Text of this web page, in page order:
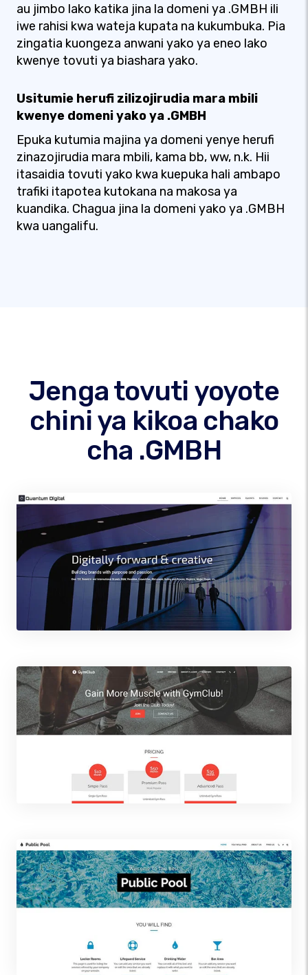
au jimbo lako katika jina la domeni ya .GMBH ili
iwe rahisi kwa wateja kupata na kukumbuka. Pia
zingatia kuongeza anwani yako ya eneo lako
kwenye tovuti ya biashara yako.
Usitumie herufi zilizojirudia mara mbili
kwenye domeni yako ya .GMBH
Epuka kutumia majina ya domeni yenye herufi
zinazojirudia mara mbili, kama bb, ww, n.k. Hii
itasaidia tovuti yako kwa kuepuka hali ambapo
trafiki itapotea kutokana na makosa ya
kuandika. Chagua jina la domeni yako ya .GMBH
kwa uangalifu.
Jenga tovuti yoyote
chini ya kikoa chako
cha .GMBH